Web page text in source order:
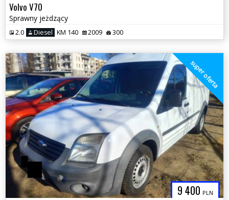
Volvo V70
Sprawny jeżdzący
2.0 Diesel KM 140 2009 300
9 400 PLN
super oferta